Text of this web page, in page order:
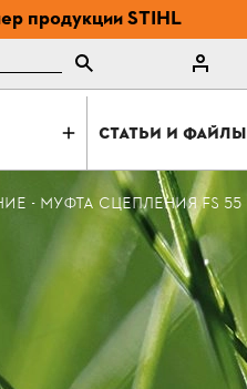
продукции STIHL
СТАТЬИ И ФАЙЛЫ
- МУФТА СЦЕПЛЕНИЯ FS 55